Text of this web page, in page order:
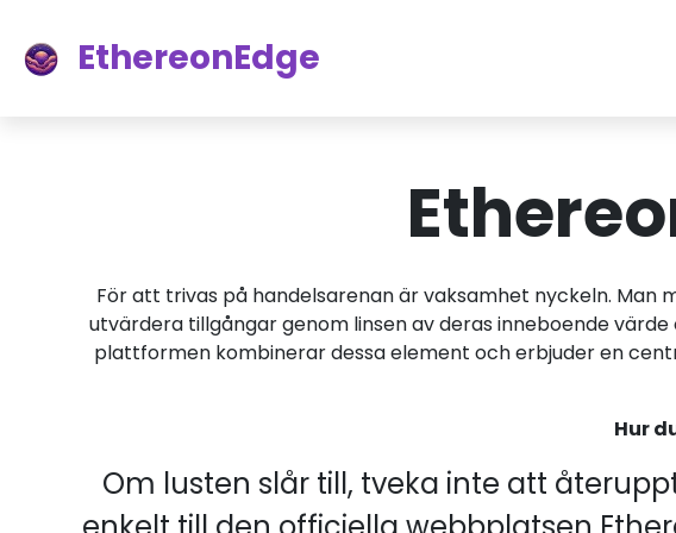
EthereonEdge
För att trivas på handelsarenan är vaksamhet nyckeln. Man
utvärdera tillgångar genom linsen av deras inneboende
plattformen kombinerar dessa element och erbjuder en
Hur
Om lusten slår till, tveka inte att